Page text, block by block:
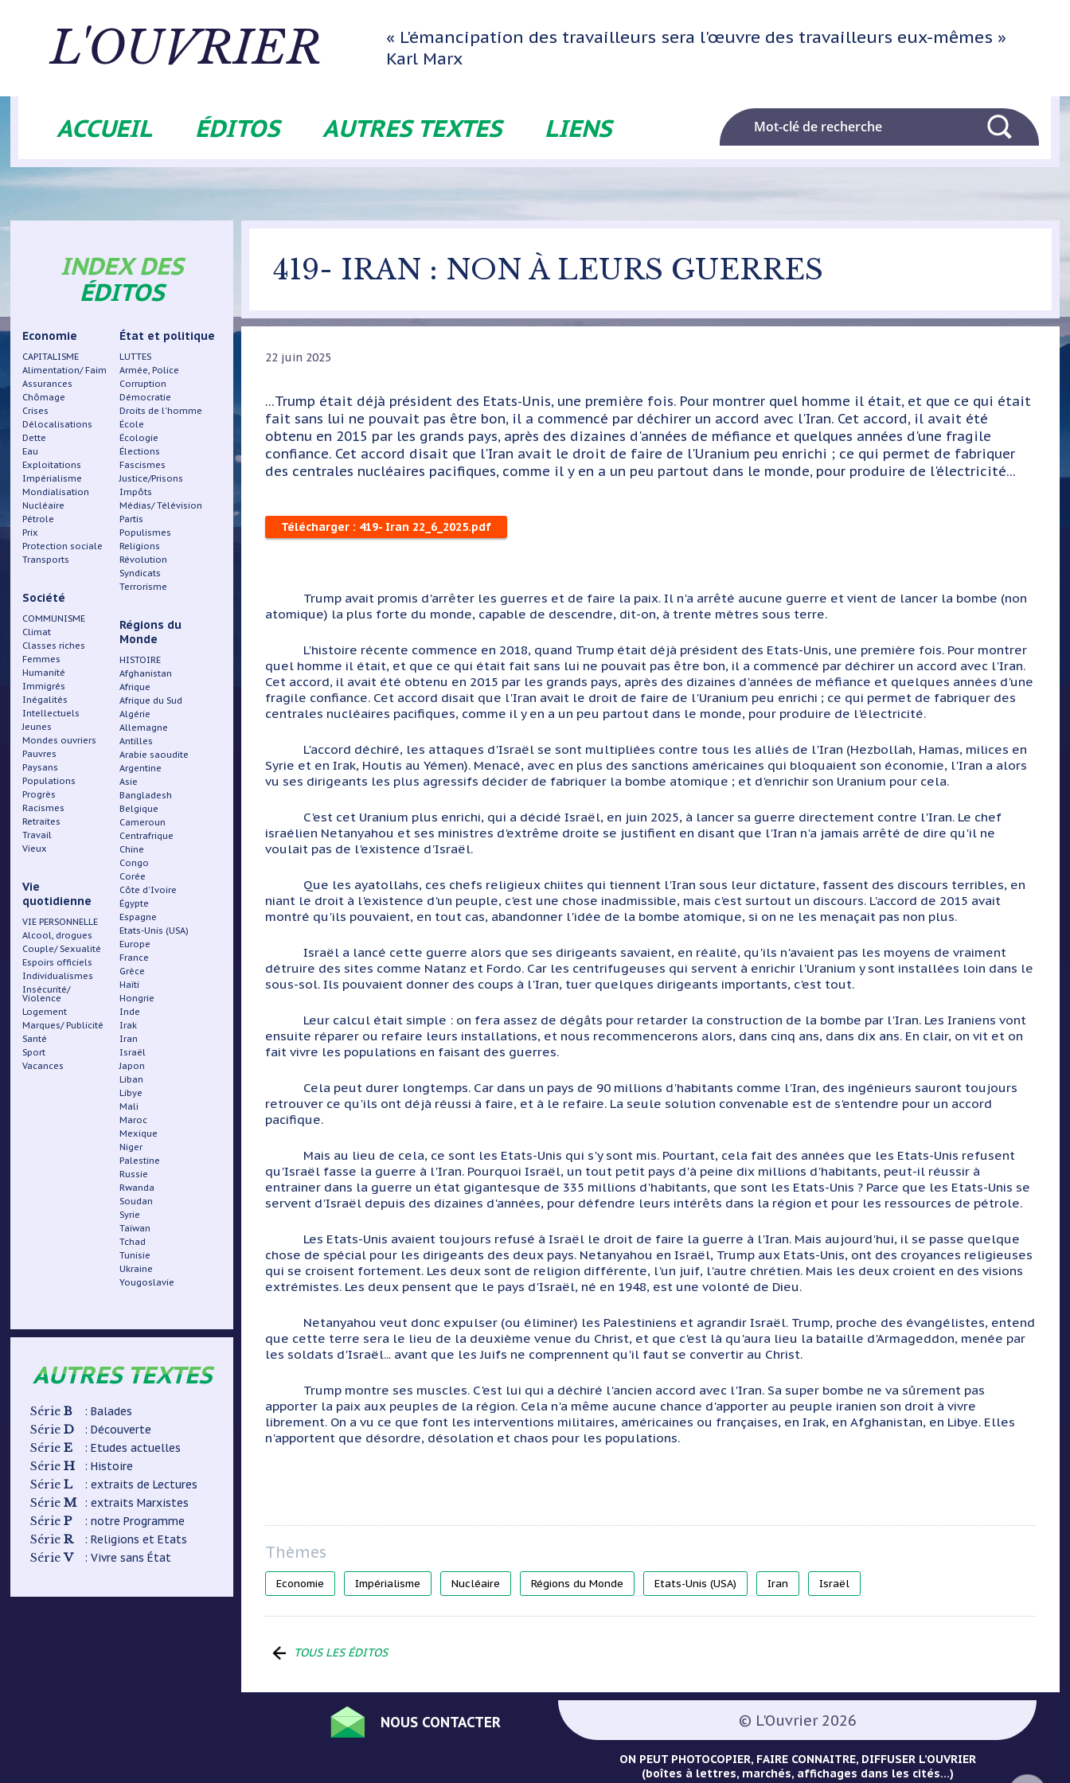
L'OUVRIER
« L'émancipation des travailleurs sera l'œuvre des travailleurs eux-mêmes »
Karl Marx
Navigation
ACCUEIL ÉDITOS AUTRES TEXTES LIENS Rechercher
INDEX DES
ÉDITOS
Economie
CAPITALISME
Alimentation/ Faim
Assurances
Chômage
Crises
Délocalisations
Dette
Eau
Exploitations
Impérialisme
Mondialisation
Nucléaire
Pétrole
Prix
Protection sociale
Transports
Société
COMMUNISME
Climat
Classes riches
Femmes
Humanité
Immigrés
Inégalités
Intellectuels
Jeunes
Mondes ouvriers
Pauvres
Paysans
Populations
Progrès
Racismes
Retraites
Travail
Vieux
Vie
quotidienne
VIE PERSONNELLE
Alcool, drogues
Couple/ Sexualité
Espoirs officiels
Individualismes
Insécurité/
Violence
Logement
Marques/ Publicité
Santé
Sport
Vacances
État et politique
LUTTES
Armée, Police
Corruption
Démocratie
Droits de l'homme
École
Écologie
Élections
Fascismes
Justice/Prisons
Impôts
Médias/ Télévision
Partis
Populismes
Religions
Révolution
Syndicats
Terrorisme
Régions du
Monde
HISTOIRE
Afghanistan
Afrique
Afrique du Sud
Algérie
Allemagne
Antilles
Arabie saoudite
Argentine
Asie
Bangladesh
Belgique
Cameroun
Centrafrique
Chine
Congo
Corée
Côte d'Ivoire
Égypte
Espagne
Etats-Unis (USA)
Europe
France
Grèce
Haïti
Hongrie
Inde
Irak
Iran
Israël
Japon
Liban
Libye
Mali
Maroc
Mexique
Niger
Palestine
Russie
Rwanda
Soudan
Syrie
Taïwan
Tchad
Tunisie
Ukraine
Yougoslavie
AUTRES TEXTES
Série B : Balades
Série D : Découverte
Série E : Etudes actuelles
Série H : Histoire
Série L : extraits de Lectures
Série M : extraits Marxistes
Série P : notre Programme
Série R : Religions et Etats
Série V : Vivre sans État
419- IRAN : NON À LEURS GUERRES
22 juin 2025
...Trump était déjà président des Etats-Unis, une première fois. Pour montrer quel homme il était, et que ce qui était
fait sans lui ne pouvait pas être bon, il a commencé par déchirer un accord avec l'Iran. Cet accord, il avait été
obtenu en 2015 par les grands pays, après des dizaines d'années de méfiance et quelques années d'une fragile
confiance. Cet accord disait que l'Iran avait le droit de faire de l'Uranium peu enrichi ; ce qui permet de fabriquer
des centrales nucléaires pacifiques, comme il y en a un peu partout dans le monde, pour produire de l'électricité...
Télécharger : 419- Iran 22_6_2025.pdf
Trump avait promis d'arrêter les guerres et de faire la paix. Il n'a arrêté aucune guerre et vient de lancer la bombe (non
atomique) la plus forte du monde, capable de descendre, dit-on, à trente mètres sous terre.
L'histoire récente commence en 2018, quand Trump était déjà président des Etats-Unis, une première fois. Pour montrer
quel homme il était, et que ce qui était fait sans lui ne pouvait pas être bon, il a commencé par déchirer un accord avec l'Iran.
Cet accord, il avait été obtenu en 2015 par les grands pays, après des dizaines d'années de méfiance et quelques années d'une
fragile confiance. Cet accord disait que l'Iran avait le droit de faire de l'Uranium peu enrichi ; ce qui permet de fabriquer des
centrales nucléaires pacifiques, comme il y en a un peu partout dans le monde, pour produire de l'électricité.
L'accord déchiré, les attaques d'Israël se sont multipliées contre tous les alliés de l'Iran (Hezbollah, Hamas, milices en
Syrie et en Irak, Houtis au Yémen). Menacé, avec en plus des sanctions américaines qui bloquaient son économie, l'Iran a alors
vu ses dirigeants les plus agressifs décider de fabriquer la bombe atomique ; et d'enrichir son Uranium pour cela.
C'est cet Uranium plus enrichi, qui a décidé Israël, en juin 2025, à lancer sa guerre directement contre l'Iran. Le chef
israélien Netanyahou et ses ministres d'extrême droite se justifient en disant que l'Iran n'a jamais arrêté de dire qu'il ne
voulait pas de l'existence d'Israël.
Que les ayatollahs, ces chefs religieux chiites qui tiennent l'Iran sous leur dictature, fassent des discours terribles, en
niant le droit à l'existence d'un peuple, c'est une chose inadmissible, mais c'est surtout un discours. L'accord de 2015 avait
montré qu'ils pouvaient, en tout cas, abandonner l'idée de la bombe atomique, si on ne les menaçait pas non plus.
Israël a lancé cette guerre alors que ses dirigeants savaient, en réalité, qu'ils n'avaient pas les moyens de vraiment
détruire des sites comme Natanz et Fordo. Car les centrifugeuses qui servent à enrichir l'Uranium y sont installées loin dans le
sous-sol. Ils pouvaient donner des coups à l'Iran, tuer quelques dirigeants importants, c'est tout.
Leur calcul était simple : on fera assez de dégâts pour retarder la construction de la bombe par l'Iran. Les Iraniens vont
ensuite réparer ou refaire leurs installations, et nous recommencerons alors, dans cinq ans, dans dix ans. En clair, on vit et on
fait vivre les populations en faisant des guerres.
Cela peut durer longtemps. Car dans un pays de 90 millions d'habitants comme l'Iran, des ingénieurs sauront toujours
retrouver ce qu'ils ont déjà réussi à faire, et à le refaire. La seule solution convenable est de s'entendre pour un accord
pacifique.
Mais au lieu de cela, ce sont les Etats-Unis qui s'y sont mis. Pourtant, cela fait des années que les Etats-Unis refusent
qu'Israël fasse la guerre à l'Iran. Pourquoi Israël, un tout petit pays d'à peine dix millions d'habitants, peut-il réussir à
entrainer dans la guerre un état gigantesque de 335 millions d'habitants, que sont les Etats-Unis ? Parce que les Etats-Unis se
servent d'Israël depuis des dizaines d'années, pour défendre leurs intérêts dans la région et pour les ressources de pétrole.
Les Etats-Unis avaient toujours refusé à Israël le droit de faire la guerre à l'Iran. Mais aujourd'hui, il se passe quelque
chose de spécial pour les dirigeants des deux pays. Netanyahou en Israël, Trump aux Etats-Unis, ont des croyances religieuses
qui se croisent fortement. Les deux sont de religion différente, l'un juif, l'autre chrétien. Mais les deux croient en des visions
extrémistes. Les deux pensent que le pays d'Israël, né en 1948, est une volonté de Dieu.
Netanyahou veut donc expulser (ou éliminer) les Palestiniens et agrandir Israël. Trump, proche des évangélistes, entend
que cette terre sera le lieu de la deuxième venue du Christ, et que c'est là qu'aura lieu la bataille d'Armageddon, menée par
les soldats d'Israël... avant que les Juifs ne comprennent qu'il faut se convertir au Christ.
Trump montre ses muscles. C'est lui qui a déchiré l'ancien accord avec l'Iran. Sa super bombe ne va sûrement pas
apporter la paix aux peuples de la région. Cela n'a même aucune chance d'apporter au peuple iranien son droit à vivre
librement. On a vu ce que font les interventions militaires, américaines ou françaises, en Irak, en Afghanistan, en Libye. Elles
n'apportent que désordre, désolation et chaos pour les populations.
Economie Impérialisme Nucléaire Régions du Monde Etats-Unis (USA) Iran Israël
TOUS LES ÉDITOS
NOUS CONTACTER © L'Ouvrier 2026
ON PEUT PHOTOCOPIER, FAIRE CONNAITRE, DIFFUSER L’OUVRIER
(boîtes à lettres, marchés, affichages dans les cités...)